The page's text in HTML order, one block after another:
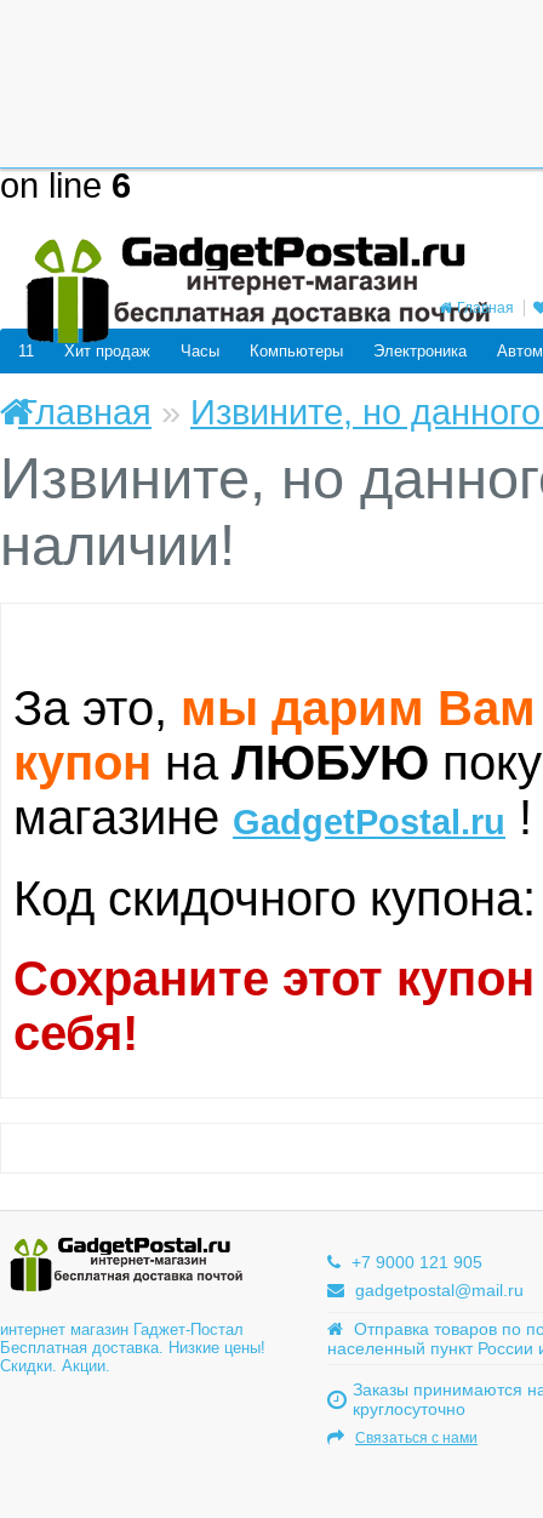
on line6
Главная
11 Хит продаж Часы Компьютеры Электроника
Главная » Извините, но
Извините, но
наличии!
За это, мы дарим Вам
купон на ЛЮБУЮ
магазине GadgetPostal.ru !
Код скидочного
Сохраните этот
себя!
интернет магазин Гаджет-Постал
Бесплатная доставка. Низкие цены!
Скидки. Акции.
+7 9000 121 905
gadgetpostal@mail.ru
Отправка товаров по
населенный пункт России
Заказы принимаются
круглосуточно
Связаться с нами